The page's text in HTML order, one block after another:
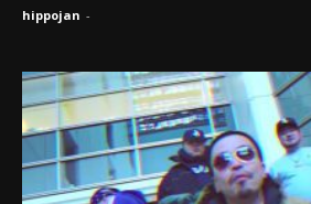
hippojan -